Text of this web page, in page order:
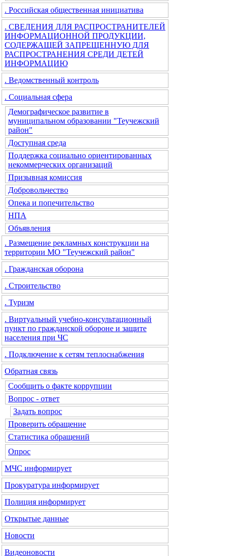
. Российская общественная инициатива
. СВЕДЕНИЯ ДЛЯ РАСПРОСТРАНИТЕЛЕЙ
ИНФОРМАЦИОННОЙ ПРОДУКЦИИ,
СОДЕРЖАЩЕЙ ЗАПРЕЩЕННУЮ ДЛЯ
РАСПРОСТРАНЕНИЯ СРЕДИ ДЕТЕЙ
ИНФОРМАЦИЮ
. Ведомственный контроль
. Социальная сфера
Демографическое развитие в
муниципальном образовании "Теучежский
район"
Доступная среда
Поддержка социально ориентированных
некоммерческих организаций
Призывная комиссия
Добровольчество
Опека и попечительство
НПА
Объявления
. Размещение рекламных конструкции на
территории МО "Теучежский район"
. Гражданская оборона
. Строительство
. Туризм
. Виртуальный учебно-консультационный
пункт по гражданской обороне и защите
населения при ЧС
. Подключение к сетям теплоснабжения
Обратная связь
Сообщить о факте коррупции
Вопрос - ответ
Задать вопрос
Проверить обращение
Статистика обращений
Опрос
МЧС информирует
Прокуратура информирует
Полиция информирует
Открытые данные
Новости
Видеоновости